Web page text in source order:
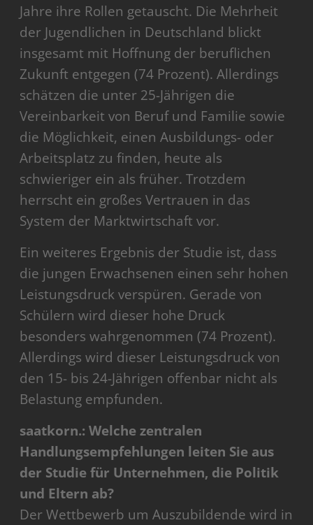
Jahre ihre Rollen getauscht. Die Mehrheit
der Jugendlichen in Deutschland blickt
insgesamt mit Hoffnung der beruflichen
Zukunft entgegen (74 Prozent). Allerdings
schätzen die unter 25-Jährigen die
Vereinbarkeit von Beruf und Familie sowie
die Möglichkeit, einen Ausbildungs- oder
Arbeitsplatz zu finden, heute als
schwieriger ein als früher. Trotzdem
herrscht ein großes Vertrauen in das
System der Marktwirtschaft vor.
Ein weiteres Ergebnis der Studie ist, dass
die jungen Erwachsenen einen sehr hohen
Leistungsdruck verspüren. Gerade von
Schülern wird dieser hohe Druck
besonders wahrgenommen (74 Prozent).
Allerdings wird dieser Leistungsdruck von
den 15- bis 24-Jährigen offenbar nicht als
Belastung empfunden.
saatkorn.: Welche zentralen
Handlungsempfehlungen leiten Sie aus
der Studie für Unternehmen, die Politik
und Eltern ab?
Der Wettbewerb um Auszubildende wird in